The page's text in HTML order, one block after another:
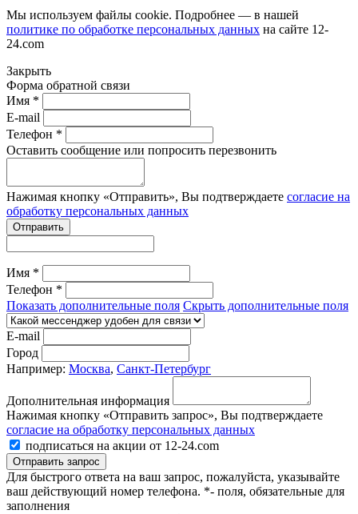
Мы используем файлы cookie. Подробнее — в нашей
политике по обработке персональных данных на сайте 12-
24.com
Закрыть
Форма обратной связи
Имя *
E-mail
Телефон *
Оставить сообщение или попросить перезвонить
Нажимая кнопку «Отправить», Вы подтверждаете согласие на
обработку персональных данных
Отправить
Имя *
Телефон *
Показать дополнительные поля Скрыть дополнительные поля
E-mail
Город
Например: Москва, Санкт-Петербург
Дополнительная информация
Нажимая кнопку «Отправить запрос», Вы подтверждаете
согласие на обработку персональных данных
подписаться на акции от 12-24.com
Отправить запрос
Для быстрого ответа на ваш запрос, пожалуйста, указывайте
ваш действующий номер телефона. *- поля, обязательные для
заполнения